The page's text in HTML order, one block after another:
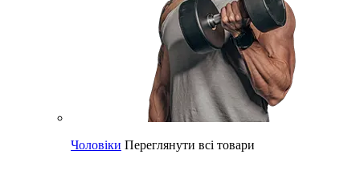
Чоловіки Переглянути всі товари